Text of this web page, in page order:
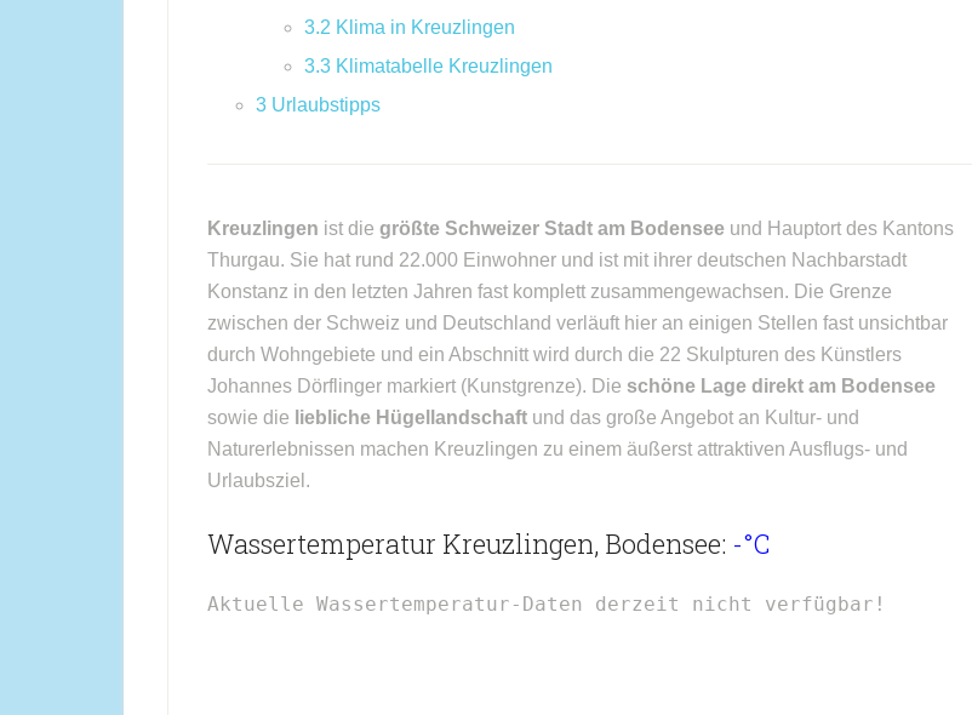
3.2 Klima in Kreuzlingen
3.3 Klimatabelle Kreuzlingen
3 Urlaubstipps
Kreuzlingen ist die größte Schweizer Stadt am Bodensee und Hauptort des Kantons
Thurgau. Sie hat rund 22.000 Einwohner und ist mit ihrer deutschen Nachbarstadt
Konstanz in den letzten Jahren fast komplett zusammengewachsen. Die Grenze
zwischen der Schweiz und Deutschland verläuft hier an einigen Stellen fast unsichtbar
durch Wohngebiete und ein Abschnitt wird durch die 22 Skulpturen des Künstlers
Johannes Dörflinger markiert (Kunstgrenze). Die schöne Lage direkt am Bodensee
sowie die liebliche Hügellandschaft und das große Angebot an Kultur- und
Naturerlebnissen machen Kreuzlingen zu einem äußerst attraktiven Ausflugs- und
Urlaubsziel.
Wassertemperatur Kreuzlingen, Bodensee: -°C
Aktuelle Wassertemperatur-Daten derzeit nicht verfügbar!